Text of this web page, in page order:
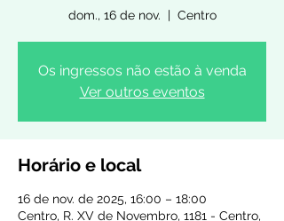
dom., 16 de nov.
  |
Centro
Os ingressos não estão à venda
Ver outros eventos
Horário e local
16 de nov. de 2025, 16:00 – 18:00
Centro, R. XV de Novembro, 1181 - Centro,